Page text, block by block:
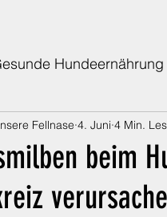
Hundeernährung
Die
Liebe Tierschutz
beim
Fellnase 4. Juni 4 Min.